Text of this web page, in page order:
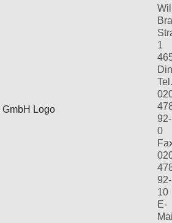
1
92-
0
92-
10
E-